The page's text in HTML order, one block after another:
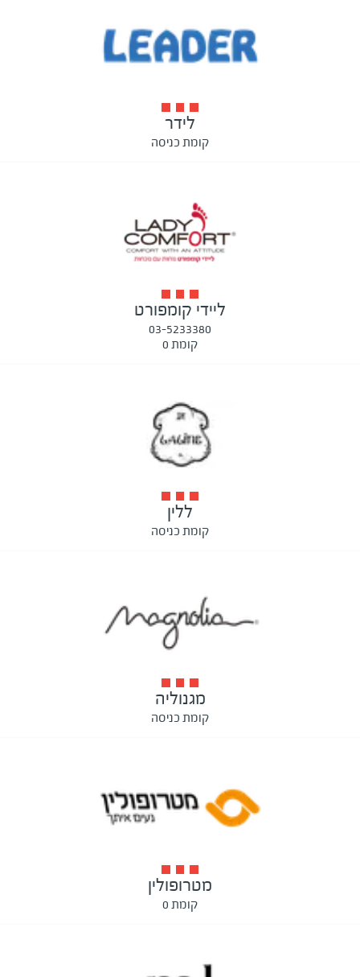
לידר
קומת כניסה
ליידי קומפורט
03-5233380
קומת 0
ללין
קומת כניסה
מגנוליה
קומת כניסה
מטרופולין
קומת 0